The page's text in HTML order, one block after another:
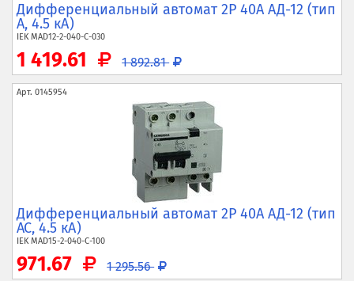
Дифференциальный автомат 2P 40А АД-12 (тип
A, 4.5 кА)
IEKMAD12-2-040-C-030
1 419.61 1 892.81
Арт. 0145954
Дифференциальный автомат 2P 40А АД-12 (тип
AC, 4.5 кА)
IEKMAD15-2-040-C-100
971.67 1 295.56